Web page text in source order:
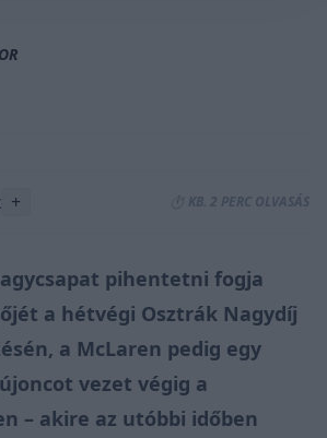
+ ⏱️ KB. 2 PERC OLVASÁS
pihentetni fogja
a hétvégi Osztrák Nagydíj
a McLaren pedig egy
vezet végig a
– akire az utóbbi időben